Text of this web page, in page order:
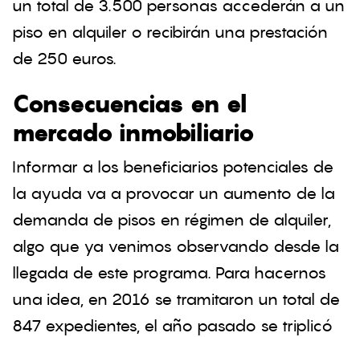
un total de 3.500 personas accederán a un
piso en alquiler o recibirán una prestación
de 250 euros.
Consecuencias en el
mercado inmobiliario
Informar a los beneficiarios potenciales de
la ayuda va a provocar un aumento de la
demanda de pisos en régimen de alquiler,
algo que ya venimos observando desde la
llegada de este programa. Para hacernos
una idea, en 2016 se tramitaron un total de
847 expedientes, el año pasado se triplicó